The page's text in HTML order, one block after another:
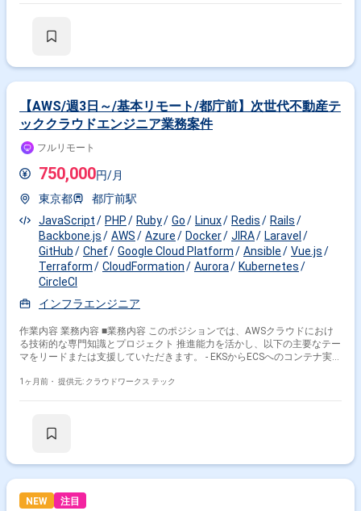
【AWS/週3日～/基本リモート/都庁前】次世代不動産テ
ッククラウドエンジニア業務案件
フルリモート
750,000円/月
東京都
都庁前駅
JavaScript
PHP Ruby Go Linux Redis
Rails
Backbone.js
AWS Azure Docker JIRA
Laravel
GitHub
Chef Google Cloud Platform Ansible
Vue.js
Terraform
CloudFormation Aurora
Kubernetes
CircleCI
インフラエンジニア
作業内容 業務内容 ■業務内容 このポジションでは、AWSクラウドにおけ
る技術的な専門知識とプロジェクト 推進能力を活かし、以下の主要なテー
マをリードまたは支援していただきます。 - EKSからECSへのコンテナ実行
推進 - IaC（Infrastructure as Code）の推進 - TerraformまたはAWS
Golang, Ruby, PHP, JavaScript - Codeigniter, Ruby on Rails, Backbone.js,
在住検討可） 関わるサービス・プロダクト ■エンド企業について 家賃保証
1ヶ月前・ 提供元: クラウドワークス テック
NEW 注目